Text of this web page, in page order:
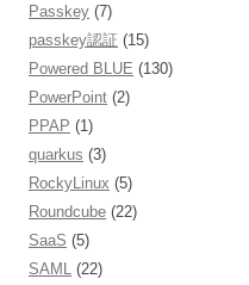
Passkey (7)
passkey認証 (15)
Powered BLUE (130)
PowerPoint (2)
PPAP (1)
quarkus (3)
RockyLinux (5)
Roundcube (22)
SaaS (5)
SAML
(22)